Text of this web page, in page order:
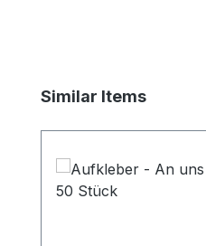
Produktgalerie überspringen
Similar Items